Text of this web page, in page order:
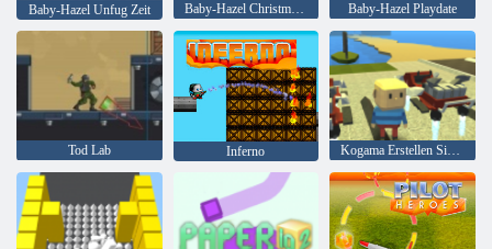
Baby-Hazel Unfug Zeit Baby-Hazel Christmas Time Baby-Hazel Playdate
Tod Lab Inferno Kogama Erstellen Sie Ihr Haus